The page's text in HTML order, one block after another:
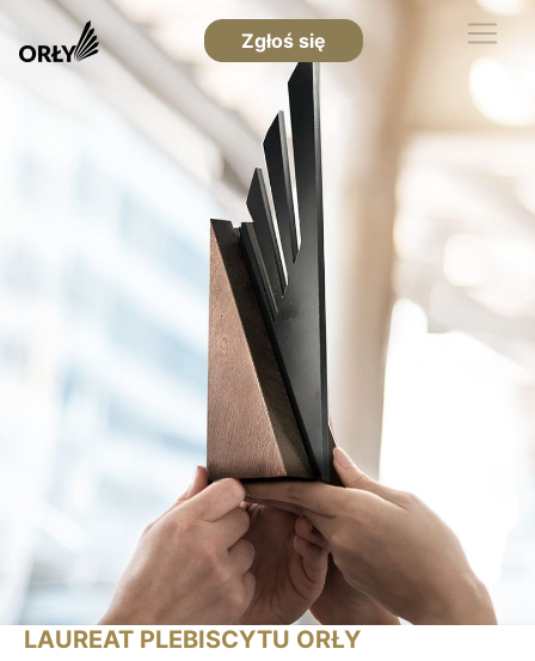
Zgłoś się
LAUREAT PLEBISCYTU ORŁY